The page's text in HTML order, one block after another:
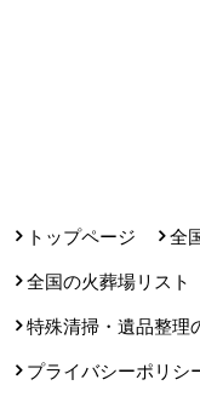
トップページ 全
全国の火葬場リスト
特殊清掃・遺品整理
プライバシーポリシ